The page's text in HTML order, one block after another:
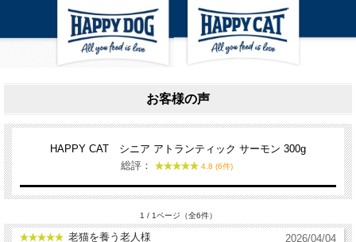
お客様の声
HAPPY CAT シニア アトランティック サーモン 300g
総評：
4.8 (6件)
1 / 1ページ（全6件）
老猫を養う老人様 2026/04/04